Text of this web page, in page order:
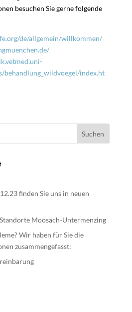
besuchen Sie gerne folgende
de/allgemein/willkommen/
behandlung_wildvoegel/index.ht
finden Sie uns in neuen
Moosach-Untermenzing
Wir haben für Sie die
zusammengefasst: